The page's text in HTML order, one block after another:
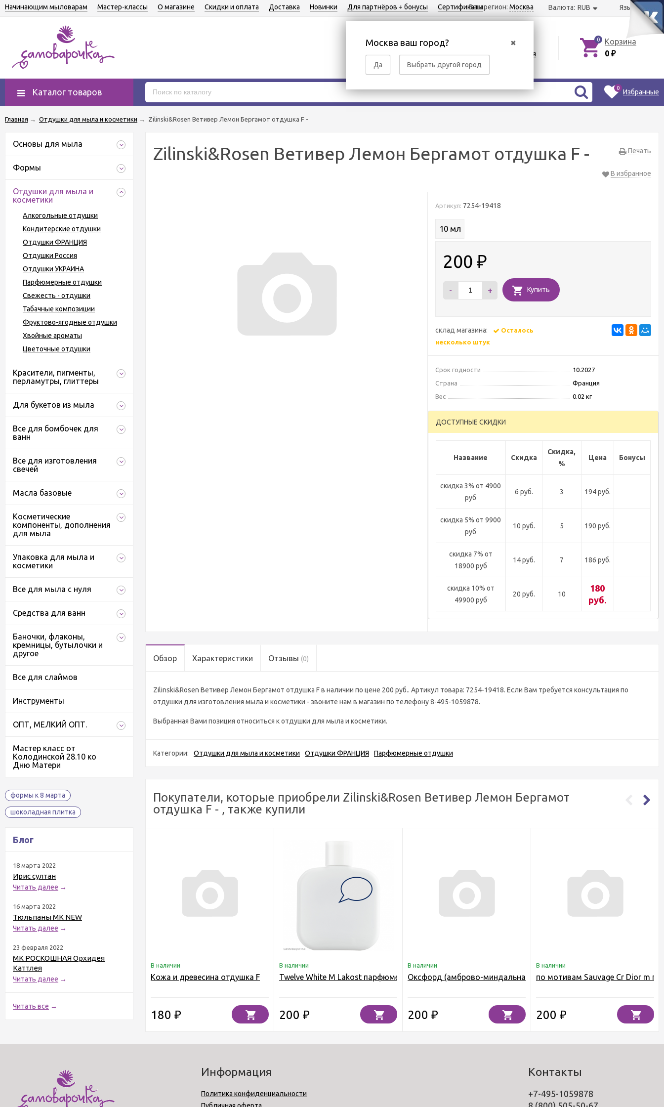
Ваш регион: Москва
✖
Москва ваш город?
Да Выбрать другой город
Валюта: RUB Язык: US
Начинающим мыловарам Мастер-классы О магазине Скидки и оплата Доставка Новинки Для партнёров + бонусы Сертификаты
8 (495) 105-98-78
Вход
Регистрация
0
Корзина
0 ₽
Каталог товаров 0 Избранные
Главная → Отдушки для мыла и косметики → Zilinski&Rosen Ветивер Лемон Бергамот отдушка F -
Основы для мыла
Формы
Отдушки для мыла и
косметики
Алкогольные отдушки
Кондитерские отдушки
Отдушки ФРАНЦИЯ
Отдушки Россия
Отдушки УКРАИНА
Парфюмерные отдушки
Свежесть - отдушки
Табачные композиции
Фруктово-ягодные отдушки
Хвойные ароматы
Цветочные отдушки
Красители, пигменты,
перламутры, глиттеры
Для букетов из мыла
Все для бомбочек для
ванн
Все для изготовления
свечей
Масла базовые
Косметические
компоненты, дополнения
для мыла
Упаковка для мыла и
косметики
Все для мыла с нуля
Средства для ванн
Баночки, флаконы,
кремницы, бутылочки и
другое
Все для слаймов
Инструменты
ОПТ, МЕЛКИЙ ОПТ.
Мастер класс от
Колодинской 28.10 ко
Дню Матери
формы к 8 марта
шоколадная плитка
Блог
18 марта 2022
Ирис султан
Читать далее →
16 марта 2022
Тюльпаны МК NEW
Читать далее →
23 февраля 2022
МК РОСКОШНАЯ Орхидея
Каттлея
Читать далее →
Читать все →
Печать
Zilinski&Rosen Ветивер Лемон Бергамот отдушка F -
В избранное
Артикул: 7254-19418
10 мл
200 ₽
- + Купить
склад магазина:
Осталось
несколько штук
Срок годности
10.2027
Страна
Франция
Вес
0.02 кг
ДОСТУПНЫЕ СКИДКИ
Название Скидка
Скидка,
%
Цена Бонусы
скидка 3% от 4900
руб
6 руб. 3 194 руб.
скидка 5% от 9900
руб
10 руб. 5 190 руб.
скидка 7% от
18900 руб
14 руб. 7 186 руб.
скидка 10% от
49900 руб
20 руб. 10
180
руб.
Обзор Характеристики Отзывы (0)
Zilinski&Rosen Ветивер Лемон Бергамот отдушка F в наличии по цене 200 руб.. Артикул товара: 7254-19418. Если Вам требуется консультация по
отдушки для изготовления мыла и косметики - звоните нам в магазин по телефону 8-495-1059878.
Выбранная Вами позиция относиться к отдушки для мыла и косметики.
Категории: Отдушки для мыла и косметики Отдушки ФРАНЦИЯ Парфюмерные отдушки
Покупатели, которые приобрели Zilinski&Rosen Ветивер Лемон Бергамот
отдушка F - , также купили
В наличии
Кожа и древесина отдушка F
180 ₽
В наличии
Twelve White M Lakost парфюмерная отдушка F
200 ₽
В наличии
Оксфорд (амброво-миндальная) отдушка для свечей F
200 ₽
В наличии
по мотивам Sauvage Cr Dior m
200 ₽
Информация
Политика конфиденциальности
Публичная оферта
Контакты
+7-495-1059878